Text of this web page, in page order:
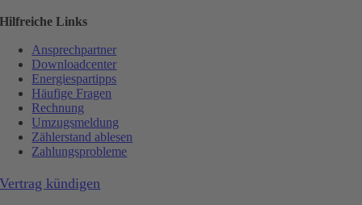
Hilfreiche Links
Ansprechpartner
Downloadcenter
Energiespartipps
Häufige Fragen
Rechnung
Umzugsmeldung
Zählerstand ablesen
Zahlungsprobleme
Vertrag kündigen